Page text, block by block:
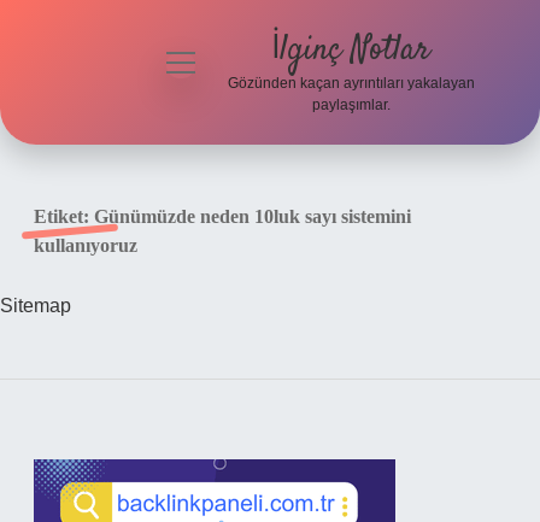
Hakkımızda
menüyü
İlginç Notlar
Gözünden kaçan ayrıntıları yakalayan
paylaşımlar.
Etiket: Günümüzde neden 10luk sayı sistemini
kullanıyoruz
Sitemap
Sidebar